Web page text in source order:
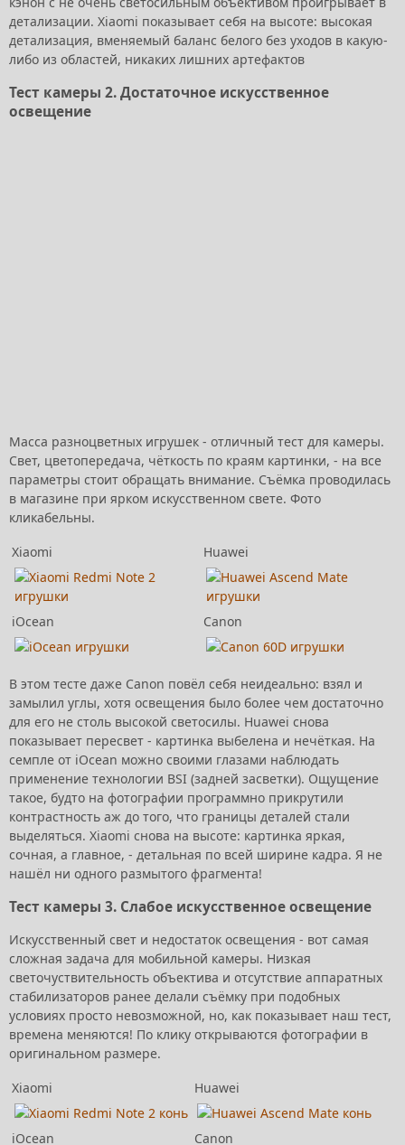
детализации. Xiaomi показывает себя на высоте: высокая
детализация, вменяемый баланс белого без уходов в какую-
либо из областей, никаких лишних артефактов
Тест камеры 2. Достаточное искусственное
освещение
Масса разноцветных игрушек - отличный тест для камеры.
Свет, цветопередача, чёткость по краям картинки, - на все
параметры стоит обращать внимание. Съёмка проводилась
в магазине при ярком искусственном свете. Фото
кликабельны.
Xiaomi
Huawei
iOcean Canon
В этом тесте даже Canon повёл себя неидеально: взял и
замылил углы, хотя освещения было более чем достаточно
для его не столь высокой светосилы. Huawei снова
показывает пересвет - картинка выбелена и нечёткая. На
семпле от iOcean можно своими глазами наблюдать
применение технологии BSI (задней засветки). Ощущение
такое, будто на фотографии программно прикрутили
контрастность аж до того, что границы деталей стали
выделяться. Xiaomi снова на высоте: картинка яркая,
сочная, а главное, - детальная по всей ширине кадра. Я не
нашёл ни одного размытого фрагмента!
Тест камеры 3. Слабое искусственное освещение
Искусственный свет и недостаток освещения - вот самая
сложная задача для мобильной камеры. Низкая
светочуствительность объектива и отсутствие аппаратных
стабилизаторов ранее делали съёмку при подобных
условиях просто невозможной, но, как показывает наш тест,
времена меняются! По клику открываются фотографии в
оригинальном размере.
Xiaomi
Huawei
iOcean Canon